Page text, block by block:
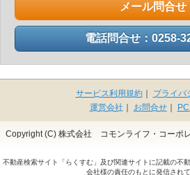
メール問合せ
電話問合せ：0258-
サービス利用規約｜
プライバ
運営会社 ｜ お問合せ｜
Copyright (C) 株式会社 コモンライフ・コーポ
不動産検索サイト「らくすむ」及び関連サイトに記載の不
会社様の責任のもとに発信されて